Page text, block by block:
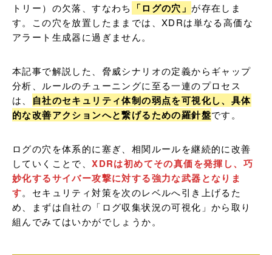
トリー）の欠落、すなわち
「ログの穴」 が存在しま
す。この穴を放置したままでは、XDRは単なる高価な
アラート生成器に過ぎません。
本記事で解説した、脅威シナリオの定義からギャップ
分析、ルールのチューニングに至る一連のプロセス
は、
自社のセキュリティ体制の弱点を可視化し、具体
的な改善アクションへと繋げるための羅針盤です。
ログの穴を体系的に塞ぎ、相関ルールを継続的に改善
していくことで、XDRは初めてその真価を発揮し、巧
妙化するサイバー攻撃に対する強力な武器となりま
す。セキュリティ対策を次のレベルへ引き上げるた
め、まずは自社の「ログ収集状況の可視化」から取り
組んでみてはいかがでしょうか。